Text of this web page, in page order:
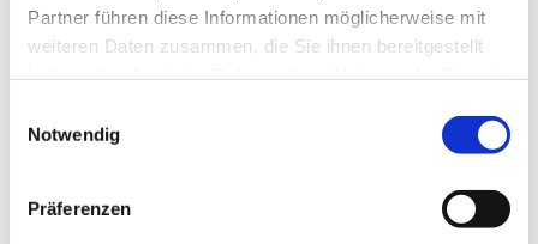
Partner führen diese Informationen möglicherweise mit
weiteren Daten zusammen, die Sie ihnen bereitgestellt
Notwendig
Präferenzen